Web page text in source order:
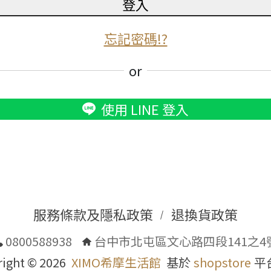
登入
忘記密碼!?
or
使用 LINE 登入
服務條款及隱私政策 退換貨政策
0800588938
台中市北屯區文心路四段141之4
© 2026 XIMO希摩生活館 基於shopstore 平